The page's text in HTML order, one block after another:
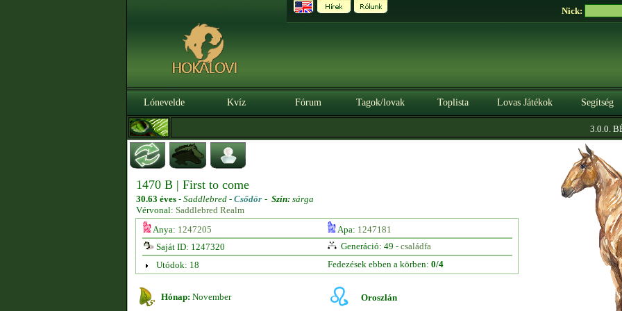
Nick:
Lónevelde Kvíz Fórum Tagok/lovak Toplista Lovas Játékok Segítség
3.0.0.
1470 B | First to come
30.63 éves - Saddlebred - Csődör - Szín: sárga
Vérvonal: Saddlebred Realm
Anya: 1247205 Apa: 1247181
Saját ID: 1247320
Generáció: 49 - családfa
Utódok: 18
Fedezések ebben a körben: 0/4
Hónap: November Oroszlán